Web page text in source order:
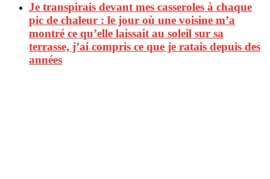
Je transpirais devant mes casseroles à chaque
pic de chaleur : le jour où une voisine m’a
montré ce qu’elle laissait au soleil sur sa
terrasse, j’ai compris ce que je ratais depuis des
années